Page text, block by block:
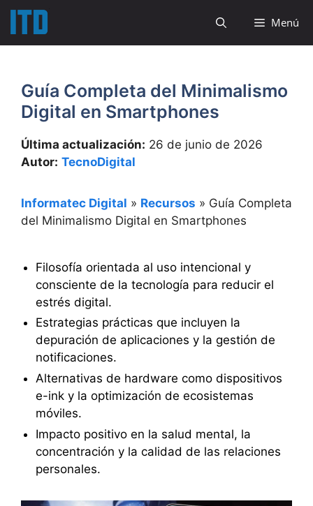
Saltar
contenido
Menú
Guía Completa del Minimalismo
Digital en Smartphones
Última actualización: 26 de junio de 2026
Autor: TecnoDigital
Informatec Digital » Recursos » Guía Completa
del Minimalismo Digital en Smartphones
Filosofía orientada al uso intencional y
consciente de la tecnología para reducir el
estrés digital.
Estrategias prácticas que incluyen la
depuración de aplicaciones y la gestión de
notificaciones.
Alternativas de hardware como dispositivos
e-ink y la optimización de ecosistemas
móviles.
Impacto positivo en la salud mental, la
concentración y la calidad de las relaciones
personales.